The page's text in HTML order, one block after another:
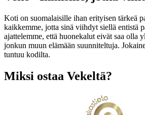
Koti on suomalaisille ihan erityisen tärkeä
kaikkemme, jotta sinä viihdyt siellä entistä
ajattelemme, että huonekalut eivät saa olla
jonkun muun elämään suunniteltuja.
tuntuu kodilta.
Miksi ostaa Vekeltä?